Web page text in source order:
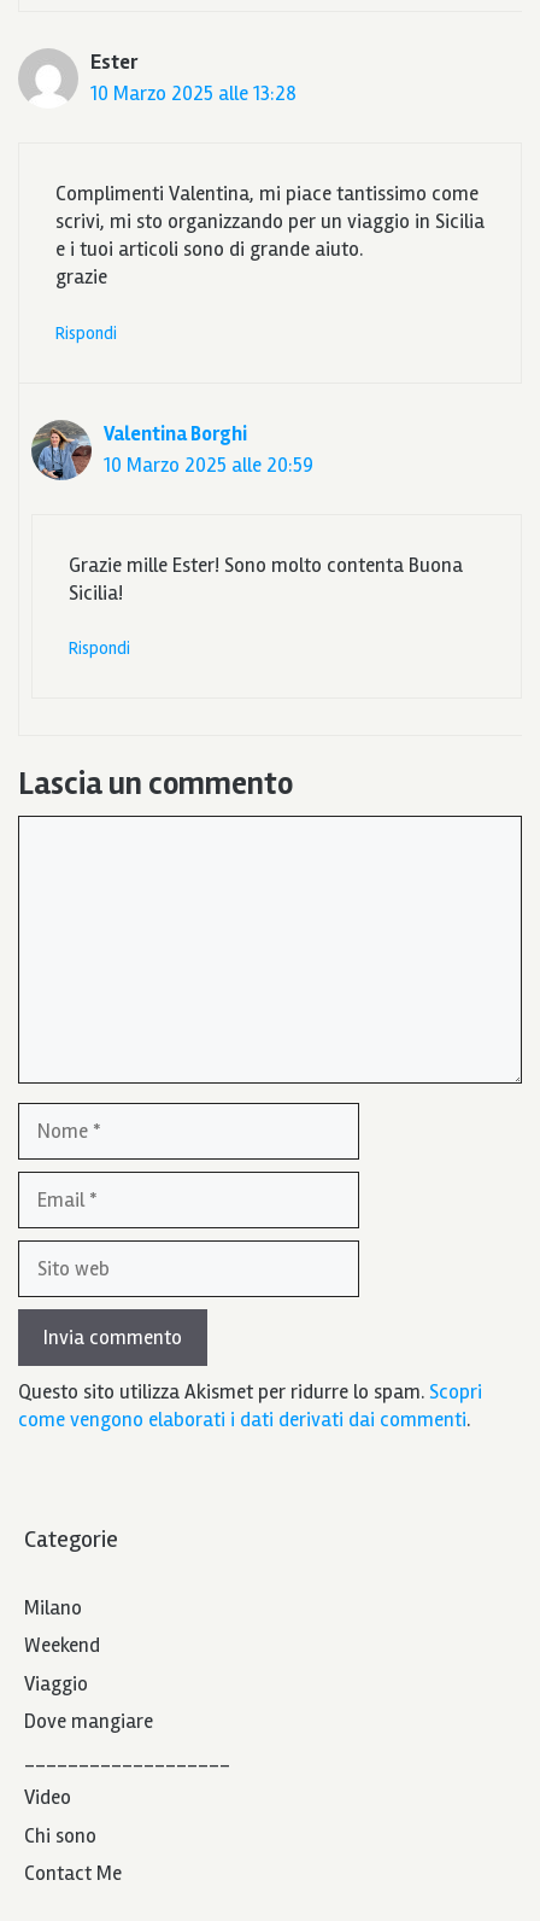
Ester
10 Marzo 2025 alle 13:28
Complimenti Valentina, mi piace tantissimo come
scrivi, mi sto organizzando per un viaggio in Sicilia
e i tuoi articoli sono di grande aiuto.
grazie
Rispondi
Valentina Borghi
10 Marzo 2025 alle 20:59
Grazie mille Ester! Sono molto contenta Buona
Sicilia!
Rispondi
Lascia un commento
web
Questo sito utilizza Akismet per ridurre lo spam.Scopri
come vengono elaborati i dati derivati dai commenti.
Categorie
Milano
Weekend
Viaggio
Dove mangiare
___________________
Video
Chi sono
Contact Me